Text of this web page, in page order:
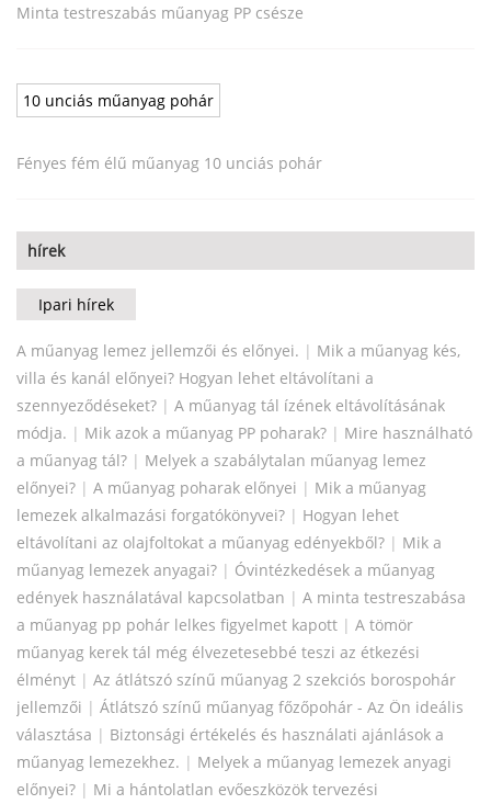
Minta testreszabás műanyag PP csésze
10 unciás műanyag pohár
Fényes fém élű műanyag 10 unciás pohár
hírek
Ipari hírek
A műanyag lemez jellemzői és előnyei. | Mik a műanyag kés,
villa és kanál előnyei? Hogyan lehet eltávolítani a
szennyeződéseket? | A műanyag tál ízének eltávolításának
módja. | Mik azok a műanyag PP poharak? | Mire használható
a műanyag tál? | Melyek a szabálytalan műanyag lemez
előnyei? | A műanyag poharak előnyei | Mik a műanyag
lemezek alkalmazási forgatókönyvei? | Hogyan lehet
eltávolítani az olajfoltokat a műanyag edényekből? | Mik a
műanyag lemezek anyagai? | Óvintézkedések a műanyag
edények használatával kapcsolatban | A minta testreszabása
a műanyag pp pohár lelkes figyelmet kapott | A tömör
műanyag kerek tál még élvezetesebbé teszi az étkezési
élményt | Az átlátszó színű műanyag 2 szekciós borospohár
jellemzői | Átlátszó színű műanyag főzőpohár - Az Ön ideális
választása | Biztonsági értékelés és használati ajánlások a
műanyag lemezekhez. | Melyek a műanyag lemezek anyagi
előnyei? | Mi a hántolatlan evőeszközök tervezési